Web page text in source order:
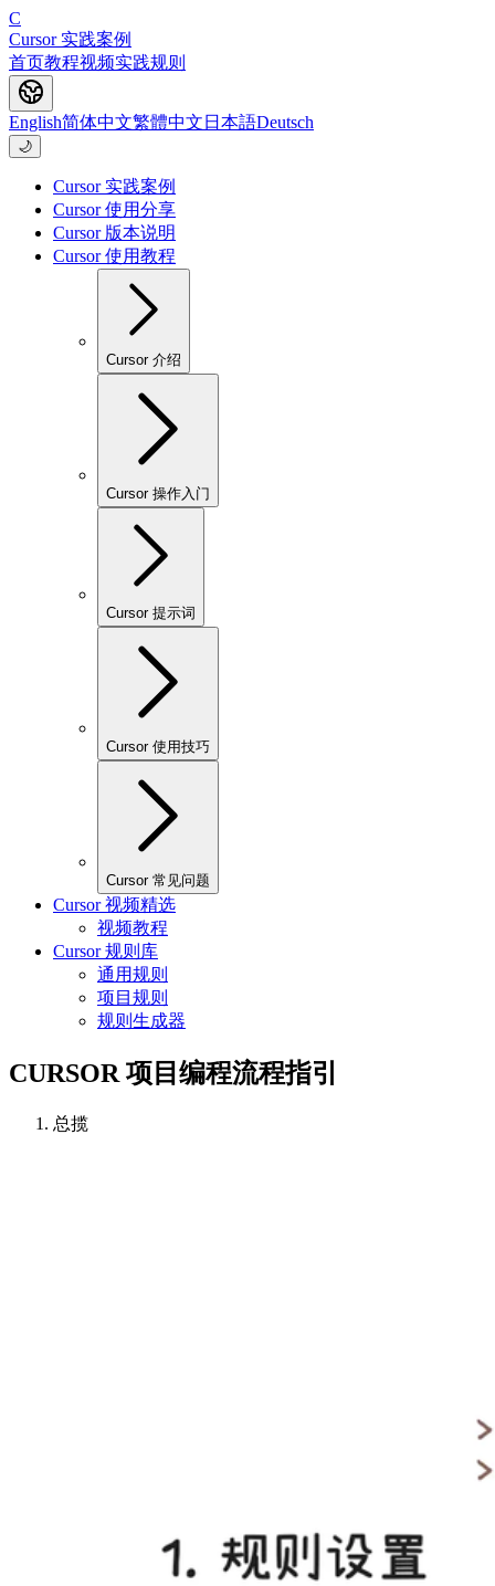
C
Cursor 实践案例
首页教程视频实践规则
English简体中文繁體中文 日本語Deutsch
🌙
Cursor 实践案例
Cursor 使用分享
Cursor 版本说明
Cursor 使用教程
Cursor 介绍
Cursor 操作入门
Cursor 提示词
Cursor 使用技巧
Cursor 常见问题
Cursor 视频精选
视频教程
Cursor 规则库
通用规则
项目规则
规则生成器
CURSOR 项目编程流程指引
总揽